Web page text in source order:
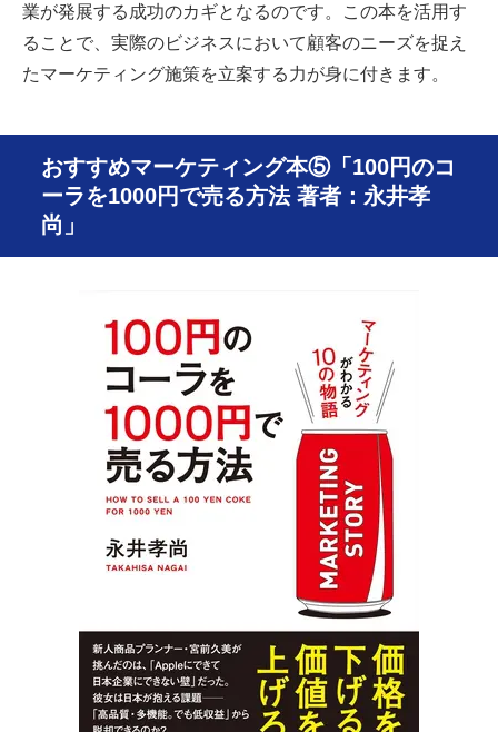
業が発展する成功のカギとなるのです。この本を活用す
ることで、実際のビジネスにおいて顧客のニーズを捉え
たマーケティング施策を立案する力が身に付きます。
おすすめマーケティング本⑤「100円のコ
ーラを1000円で売る方法 著者：永井孝
尚」